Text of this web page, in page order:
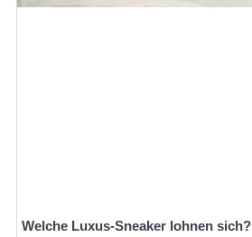
Welche Luxus-Sneaker lohnen sich?